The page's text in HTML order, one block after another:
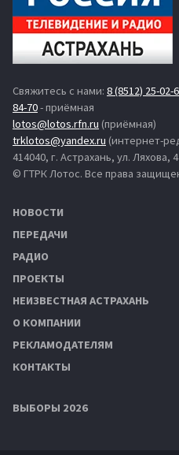
Свяжитесь с нами: 8 (8512) 25-02-
84-70- приёмная
lotos@lotos.rfn.ru (приёмная)
trklotos@yandex.ru (интернет-
414040, г. Астрахань, ул. Ляхова, 4
© ГТРК Лотос. Все права
НОВОСТИ
ПЕРЕДАЧИ
РАДИО
ПРОЕКТЫ
НЕИЗВЕСТНАЯ АСТРАХАНЬ
О КОМПАНИИ
РЕКЛАМОДАТЕЛЯМ
КОНТАКТЫ
ВЫБОРЫ 2026